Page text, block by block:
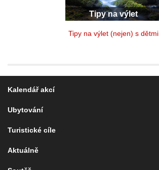
Tipy na výlet
Tipy na výlet (nejen) s dětmi
Kalendář akcí
Ubytování
Turistické cíle
Aktuálně